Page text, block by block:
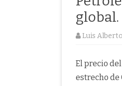
global.
Luis
El precio
estrecho de